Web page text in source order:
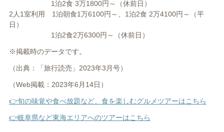
1泊2食 3万1800円～（休前日）
2人1室利用 1泊朝食1万6100円～、1泊2食 2万4100円～（平
日）
1泊2食2万6300円～（休前日）
※掲載時のデータです。
（出典：「旅行読売」2023年3月号）
（Web掲載：2023年6月14日）
👉旬の味覚や食べ放題など、食を楽しむグルメツアーはこちら
👉岐阜県など東海エリアへのツアーはこちら